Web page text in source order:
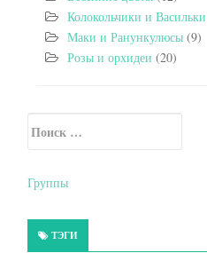
Колокольчики и Васильки
Маки и Ранункулюсы (9)
Розы и орхидеи (20)
Secondary Sidebar
Группы
ТЭГИ